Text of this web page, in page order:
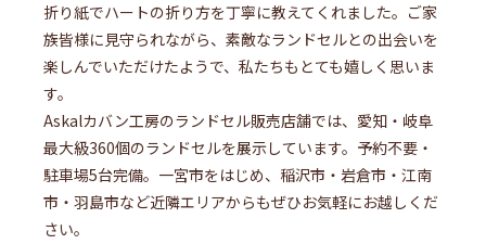
折り紙でハートの折り方を丁寧に教えてくれました。ご家
族皆様に見守られながら、素敵なランドセルとの出会いを
楽しんでいただけたようで、私たちもとても嬉しく思いま
す。
Askalカバン工房のランドセル販売店舗では、愛知・岐阜
最大級360個のランドセルを展示しています。予約不要・
駐車場5台完備。一宮市をはじめ、稲沢市・岩倉市・江南
市・羽島市など近隣エリアからもぜひお気軽にお越しくだ
さい。